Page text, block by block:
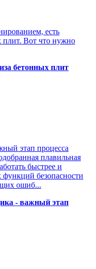
есть
плит. Вот что нужно
бетонных плит
этап процесса
плавильная
быстрее и
безопасности
ошиб...
- важный этап